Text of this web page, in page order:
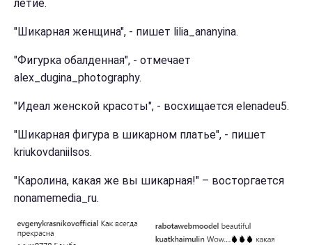
летие.
"Шикарная женщина", - пишет lilia_ananyina.
"Фигурка обалденная", - отмечает
alex_dugina_photography.
"Идеал женской красоты", - восхищается elenadeu5.
"Шикарная фигура в шикарном платье", - пишет
kriukovdaniilsos.
"Каролина, какая же вы шикарная!" – восторгается
nonamemedia_ru.